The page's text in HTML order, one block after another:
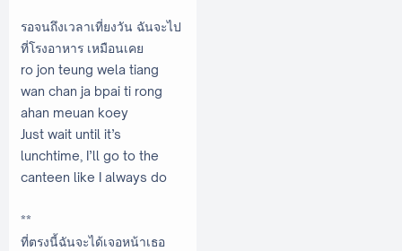
รอจนถึงเวลาเที่ยงวัน ฉันจะไป
ที่โรงอาหาร เหมือนเคย
ro jon teung wela tiang
wan chan ja bpai ti rong
ahan meuan koey
Just wait until it’s
lunchtime, I’ll go to the
canteen like I always do
**
ที่ตรงนี้ฉันจะได้เจอหน้าเธอ